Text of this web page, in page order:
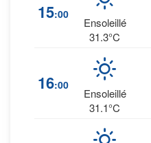
15:00
Ensoleillé
31.3°C
16:00
Ensoleillé
31.1°C